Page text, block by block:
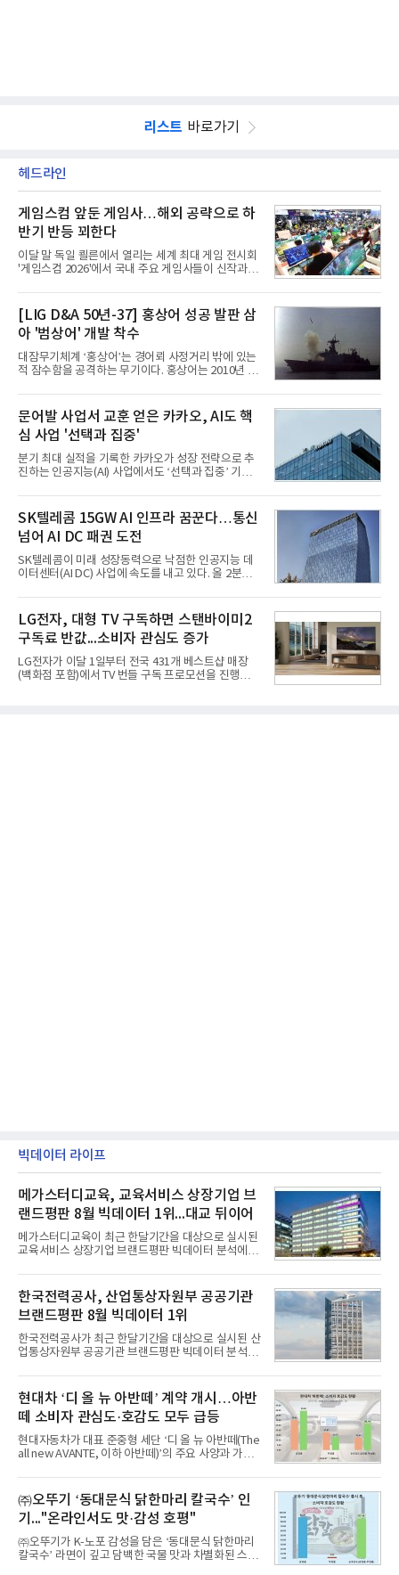
리스트 바로가기
헤드라인
게임스컴 앞둔 게임사…해외 공략으로 하
반기 반등 꾀한다
이달 말 독일 쾰른에서 열리는 세계 최대 게임 전시회
'게임스컴 2026'에서 국내 주요 게임사들이 신작과 글
체별로 엇갈린 가운데 하반기 신작 흥행과 해외 시장
성과가 실적을 좌우할 핵심 변수로 떠오르고 있다.8일
업계에 따르면 올해 상반기 게임업계는 기업별 성적
표가 크게 갈렸다. 대표적으로 크래프톤은 'PUBG: 배
틀그라운드'의 안정적인 성장에 힘입어 상반기 연결
기준 매출 2조6616억원, 영업이익 9725억원으로 역
대 최대 실적을 기록했다. 엔씨도 올해 출시한 '아이온
동기 대
[LIG D&A 50년-37] 홍상어 성공 발판 삼
아 '범상어' 개발 착수
대잠무기체계 ‘홍상어’는 경어뢰 사정거리 밖에 있는
적 잠수함을 공격하는 무기이다. 홍상어는 2010년 넥
이뤄졌다. 이후 2012년 한국형 구축함(KDX-1) 이상
의 함정에 실전 배치됐다.그해 7월 해군은 동해상에서
성능 검증을 위해 홍상어 시험발사를 실시했다. 이때
홍상어가 목표 지점에서 입수한 후 표적을 타격하지
못하고 물속에서 멈춰버리는 예상 밖의 일이 벌어졌
다. 2차 품질확인 사격 시험에서도 만족스러운 결과를
얻지 못했다. 완벽한 신뢰성 확보를 위해 LIG넥스원은
분야를
문어발 사업서 교훈 얻은 카카오, AI도 핵
심 사업 '선택과 집중'
분기 최대 실적을 기록한 카카오가 성장 전략으로 추
진하는 인공지능(AI) 사업에서도 ‘선택과 집중’ 기조
라 투자에 나서는 것과 달리, 카카오는 ‘카카오톡’이
라는 플랫폼 경쟁력을 활용한 AI 에이전트 서비스에
집중하는 전략이다. 과거 무리한 사업 확장 과정에서
겪었던 시행착오를 되풀이하지 않고 핵심 역량에 집
중하겠다는 취지로 풀이된다.7일 업계에 따르면 카카
오는 올해 2분기 연결 기준 매출 2조985억원, 영업이
익 2770억원을 기록했다. 전년 동기 대비 매출과 영업
은 4884억
SK텔레콤 15GW AI 인프라 꿈꾼다…통신
넘어 AI DC 패권 도전
SK텔레콤이 미래 성장동력으로 낙점한 인공지능 데
이터센터(AI DC) 사업에 속도를 내고 있다. 올 2분기
는 2035년까지 총 15GW(기가와트) 규모의 AI DC를
구축하겠다는 대형 청사진을 제시하면서다. 이에 따
라 경쟁 구도 역시 이동통신사인 KT, LG유플러스를
넘어 네이버, 삼성SDS 등 IT 인프라 기업으로 확장되
고 있다.7일 SK텔레콤에 따르면 회사는 올해 2분기
연결 기준 매출 4조 3591억원, 영업이익 5660억원을
기록했다. 매출은 전년 동기 대비 0.5%, 영업이익은
LG전자, 대형 TV 구독하면 스탠바이미2
구독료 반값...소비자 관심도 증가
LG전자가 이달 1일부터 전국 431개 베스트샵 매장
(백화점 포함)에서 TV 번들 구독 프로모션을 진행하고
빅데이터 라이프
메가스터디교육, 교육서비스 상장기업 브
랜드평판 8월 빅데이터 1위...대교 뒤이어
메가스터디교육이 최근 한달기간을 대상으로 실시된
교육서비스 상장기업 브랜드평판 빅데이터 분석에서
일 한국기업평판연구소(소장 구창환)는 국내 교육서
비스 상장기업 브랜드를 대상으로 지난 7월 7일부터
8월 7일까지 수집된 소비자 빅데이터 10,074,233건
을 분석한 결과, 메가스터디교육이 브랜드평판지수
1,710,926을 기록하며 8월 1위에 올랐다고 밝혔다.
분석에 활용된 빅데이터는 지난 7월(9,491,206건) 대
비 6.14% 증가한 수치로, 교육서비스 상장기업 브랜
디교육, 대교, 디지
한국전력공사, 산업통상자원부 공공기관
브랜드평판 8월 빅데이터 1위
한국전력공사가 최근 한달기간을 대상으로 실시된 산
업통상자원부 공공기관 브랜드평판 빅데이터 분석에
이 순으로 뒤를 이었다.7일 한국기업평판연구소(소장
구창환)는 산업통상자원부 공공기관 41개 브랜드를
대상으로 지난 7월 7일부터 8월 7일까지 수집된 소비
자 빅데이터 91,102,549건을 분석한 결과, 한국전력
공사가 브랜드평판지수 10,670,633을 기록하며 8월
1위에 올랐다고 밝혔다. 분석에 활용된 빅데이터는 지
난 7월(88,893,823건) 대비 2.48% 증가한 수치다.연
수력원자력, 한국석
현대차 ‘디 올 뉴 아반떼’ 계약 개시…아반
떼 소비자 관심도·호감도 모두 급등
현대자동차가 대표 준중형 세단 ‘디 올 뉴 아반떼(The
all new AVANTE, 이하 아반떼)’의 주요 사양과 가격
떼는 6년 만에 선보이는 8세대 완전변경 모델로, ▲정
교한 선과 면을 중심으로 완성한 파격적인 디자인 ▲
과거 중형 세단 수준으로 확대된 차체 제원 ▲글로벌
최고 수준의 안전성 ▲성능과 효율을 동시에 높인 주
행 완성도 ▲첨단 편의 및 디지털 사양 적용 등을 통해
글로벌 준중형 세단의 새로운 기준을 세웠다.아반떼
는 가솔린 2.0과 1.6 하이브리드 두 가지 파워트레인
㈜오뚜기 ‘동대문식 닭한마리 칼국수’ 인
기..."온라인서도 맛·감성 호평"
㈜오뚜기가 K-노포 감성을 담은 ‘동대문식 닭한마리
칼국수’ 라면이 깊고 담백한 국물 맛과 차별화된 스토